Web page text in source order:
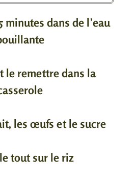
minutes dans de l’eau
le remettre dans la
les œufs et le sucre
tout sur le riz